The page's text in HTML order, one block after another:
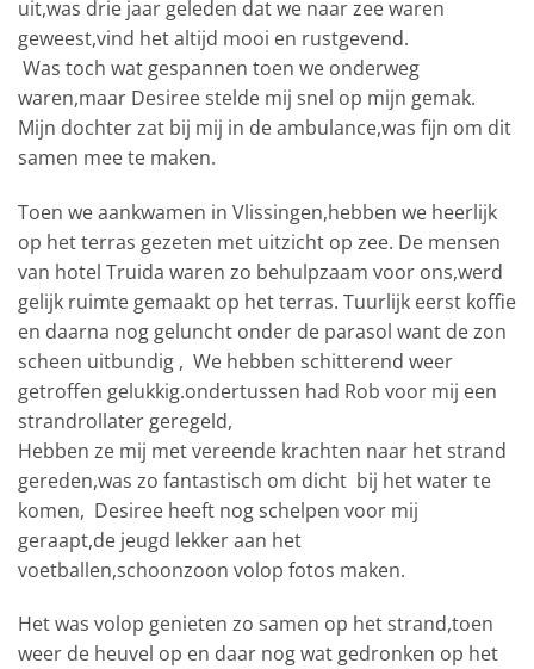
uit,was drie jaar geleden dat we naar zee waren
geweest,vind het altijd mooi en rustgevend.
Was toch wat gespannen toen we onderweg
waren,maar Desiree stelde mij snel op mijn gemak.
Mijn dochter zat bij mij in de ambulance,was fijn om dit
samen mee te maken.
Toen we aankwamen in Vlissingen,hebben we heerlijk
op het terras gezeten met uitzicht op zee. De mensen
van hotel Truida waren zo behulpzaam voor ons,werd
gelijk ruimte gemaakt op het terras. Tuurlijk eerst koffie
en daarna nog geluncht onder de parasol want de zon
scheen uitbundig , We hebben schitterend weer
getroffen gelukkig.ondertussen had Rob voor mij een
strandrollater geregeld,
Hebben ze mij met vereende krachten naar het strand
gereden,was zo fantastisch om dicht bij het water te
komen, Desiree heeft nog schelpen voor mij
geraapt,de jeugd lekker aan het
voetballen,schoonzoon volop fotos maken.
Het was volop genieten zo samen op het strand,toen
weer de heuvel op en daar nog wat gedronken op het